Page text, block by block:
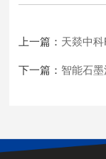
上一篇： 天燚中科
下一篇： 智能石墨